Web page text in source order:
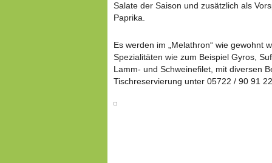
Salate der Saison und zusätzlich als
Paprika.
Es werden im „Melathron“ wie gewohnt
Spezialitäten wie zum Beispiel Gyros,
Lamm- und Schweinefilet, mit diversen
Tischreservierung unter 05722 / 90 91